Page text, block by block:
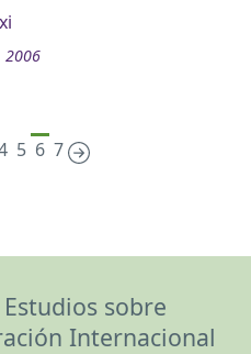
2006
5 6 7
sobre
Internacional